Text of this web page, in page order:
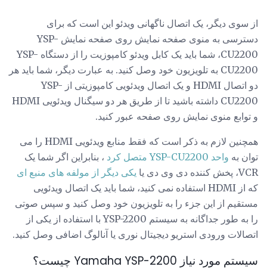
از سوی دیگر، یک اتصال ناگهانی ویدئو این است که برای
دسترسی به منوی صفحه نمایش روی صفحه نمایش YSP-
CU2200، شما باید یک کابل ویدئو کامپوزیت را از دستگاه YSP-
CU2200 به تلویزیون خود وصل کنید. به عبارت دیگر، شما باید هر
دو اتصال HDMI و یک اتصال ویدئویی کامپوزیتی از YSP-
CU2200 داشته باشید تا از طریق هر دو سیگنال ویدئویی HDMI
و توابع منوی نمایش روی صفحه عبور کنید.
همچنین لازم به ذکر است که فقط منابع ویدئویی HDMI را می
توان به واحد YSP-CU2200 متصل کرد
، بنابراین اگر شما یک
VCR، پخش کننده دی وی دی یا
یکی دیگر از مولفه های منبع ای
که از HDMI استفاده نمی کنید، شما باید یک اتصال ویدئویی
مستقیم از این جزء را به تلویزیون خود وصل کنید و سپس صوتی
را به طور جداگانه به سیستم YSP-2200 با استفاده از یکی از
اتصالات ورودی استریو دیجیتال نوری یا آنالوگ اضافی وصل کنید.
سیستم مورد نیاز Yamaha YSP-2200 چیست؟